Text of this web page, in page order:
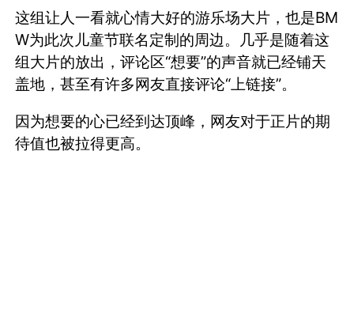
这组让人一看就心情大好的游乐场大片，也是BM
W为此次儿童节联名定制的周边。几乎是随着这
组大片的放出，评论区“想要”的声音就已经铺天
盖地，甚至有许多网友直接评论“上链接”。
因为想要的心已经到达顶峰，网友对于正片的期
待值也被拉得更高。